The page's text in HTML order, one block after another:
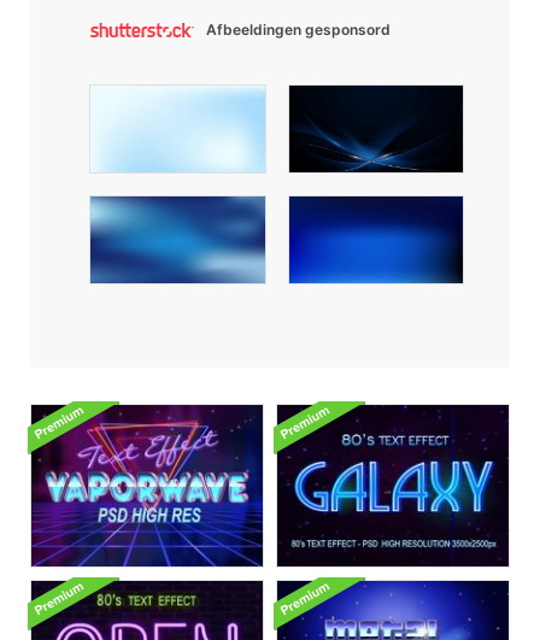
Afbeeldingen gesponsord